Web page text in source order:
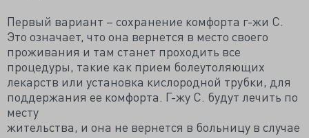
Первый вариант – сохранение комфорта г-жи С.
Это означает, что она вернется в место своего
проживания и там станет проходить все
процедуры, такие как прием болеутоляющих
лекарств или установка кислородной трубки, для
поддержания ее комфорта. Г-жу С. будут лечить по
месту
жительства, и она не вернется в больницу в случае